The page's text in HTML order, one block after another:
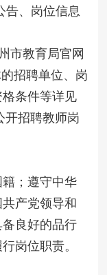
告、岗位信息
市教育局官网
招聘单位、岗
条件等详见
开招聘教师岗
；遵守中华
产党领导和
良好的品行
岗位职责。